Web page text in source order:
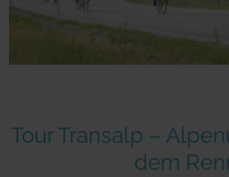
Tour Transalp –
dem